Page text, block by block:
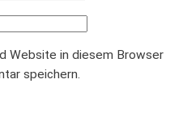
Website in diesem Browser
speichern.